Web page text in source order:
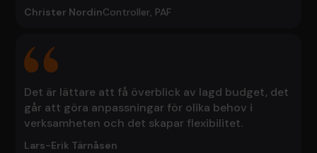
Christer NordinController, PAF
Det är lättare att få överblick av lagd budget, det
går att göra anpassningar för olika behov i
verksamheten och det skapar flexibilitet.
Lars-Erik Tärnåsen